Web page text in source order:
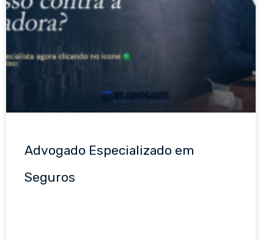
Advogado Especializado em
Seguros